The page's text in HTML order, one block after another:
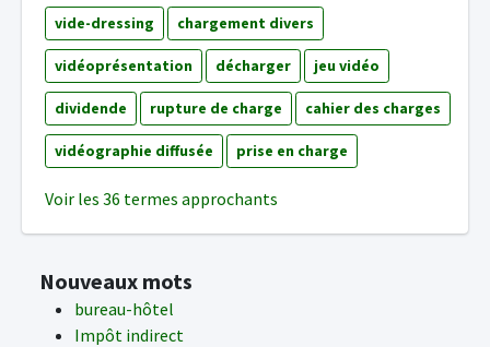
vide-dressing chargement divers
vidéoprésentation décharger jeu vidéo
dividende rupture de charge cahier des charges
vidéographie diffusée prise en charge
Voir les 36 termes approchants
Nouveaux mots
bureau-hôtel
Impôt indirect